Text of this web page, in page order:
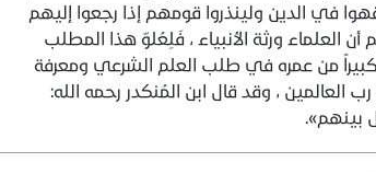
في الدين ولينذروا قومهم إذا رجعوا إليهم
العلماء ورثة الأنبياء ، فَلِعُلوّ هذا المطلب
من عمره في طلب العلم الشرعي ومعرفة
، وقد قال ابن المُنكدر رحمه الله:‏
بينهم».‏